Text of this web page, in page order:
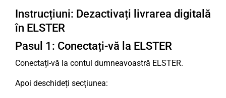
Instrucțiuni: Dezactivați livrarea digitală
în ELSTER
Pasul 1: Conectați-vă la ELSTER
Conectați-vă la contul dumneavoastră ELSTER.
Apoi deschideți secțiunea: